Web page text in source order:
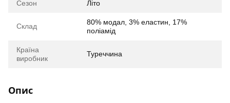
Сезон Літо
Склад
80% модал, 3% еластин, 17%
поліамід
Країна
виробник
Туреччина
Опис